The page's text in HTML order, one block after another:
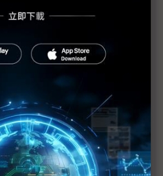
綁 盤點NVIDIA 2025年十大
估未來5~10年中國將竄出多家
國製造業景氣連9個月衰退
增3成 NVIDIA「清庫存」仍
破千萬輛 HEV需求強勁跨越